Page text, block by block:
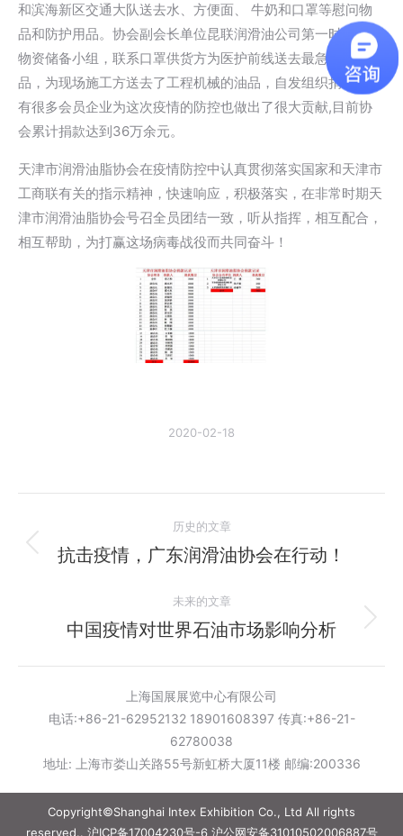
和滨海新区交通大队送去水、方便面、 牛奶和口罩等慰问物
品和防护用品。协会副会长单位昆联润滑油公司第一时间成立
物资储备小组，联系口罩供货方为医护前线送去最急需的用
品，为现场施工方送去了工程机械的油品，自发组织捐款。还
有很多会员企业为这次疫情的防控也做出了很大贡献,目前协
会累计捐款达到36万余元。
天津市润滑油脂协会在疫情防控中认真贯彻落实国家和天津市
工商联有关的指示精神，快速响应，积极落实，在非常时期天
津市润滑油脂协会号召全员团结一致，听从指挥，相互配合，
相互帮助，为打赢这场病毒战役而共同奋斗！
2020-02-18
章
历史的文章
历
的
文
抗击疫情，广东润滑油协会在行动！
未来的文章
未
文
章：
中国疫情对世界石油市场影响分析
上海国展展览中心有限公司
电话:+86-21-62952132 18901608397 传真:+86-21-
62780038
地址: 上海市娄山关路55号新虹桥大厦11楼 邮编:200336
Copyright©Shanghai Intex Exhibition Co., Ltd All rights
reserved.. 沪ICP备17004230号-6沪公网安备31010502006887号